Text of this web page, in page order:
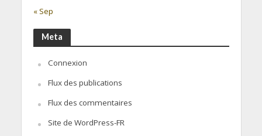
« Sep
Meta
Connexion
Flux des publications
Flux des commentaires
Site de WordPress-FR